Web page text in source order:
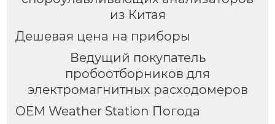
из Китая
Дешевая цена на приборы
Ведущий покупатель
пробоотборников для
электромагнитных расходомеров
OEM Weather Station Погода